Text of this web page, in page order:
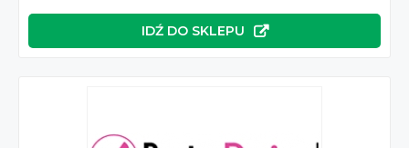
IDŹ DO SKLEPU